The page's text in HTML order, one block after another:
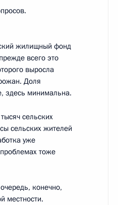
Президента
жилищный фонд
всего это
выросла
Доля
здесь минимальна.
сельских
сельских жителей
уже
тоже
конечно,
местности.